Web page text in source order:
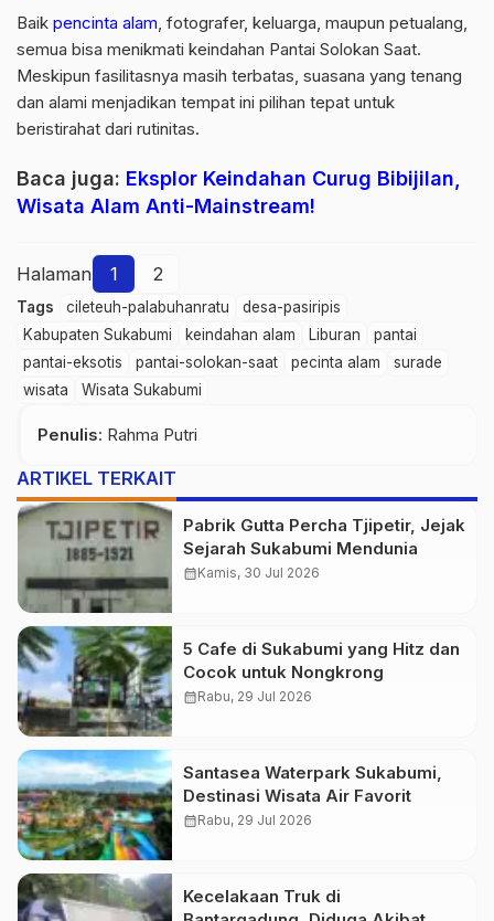
Baik pencinta alam, fotografer, keluarga, maupun petualang,
semua bisa menikmati keindahan Pantai Solokan Saat.
Meskipun fasilitasnya masih terbatas, suasana yang tenang
dan alami menjadikan tempat ini pilihan tepat untuk
beristirahat dari rutinitas.
Baca juga: Eksplor Keindahan Curug Bibijilan,
Wisata Alam Anti-Mainstream!
Halaman 1 2
Tags cileteuh-palabuhanratu
desa-pasiripis
Kabupaten Sukabumi
keindahan alam Liburan
pantai
pantai-eksotis
pantai-solokan-saat pecinta alam
surade
wisata
Wisata Sukabumi
Penulis: Rahma Putri
ARTIKEL TERKAIT
Pabrik Gutta Percha Tjipetir, Jejak
Sejarah Sukabumi Mendunia
calendar_monthKamis, 30 Jul 2026
5 Cafe di Sukabumi yang Hitz dan
Cocok untuk Nongkrong
calendar_monthRabu, 29 Jul 2026
Santasea Waterpark Sukabumi,
Destinasi Wisata Air Favorit
calendar_monthRabu, 29 Jul 2026
Kecelakaan Truk di